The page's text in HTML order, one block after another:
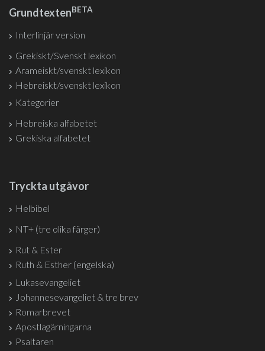
GrundtextenBETA
Interlinjär version
Grekiskt/Svenskt lexikon
Arameiskt/svenskt lexikon
Hebreiskt/svenskt lexikon
Kategorier
Hebreiska alfabetet
Grekiska alfabetet
Tryckta utgåvor
Helbibel
NT+ (tre olika färger)
Rut & Ester
Ruth & Esther (engelska)
Lukasevangeliet
Johannesevangeliet & tre brev
Romarbrevet
Apostlagärningarna
Psaltaren